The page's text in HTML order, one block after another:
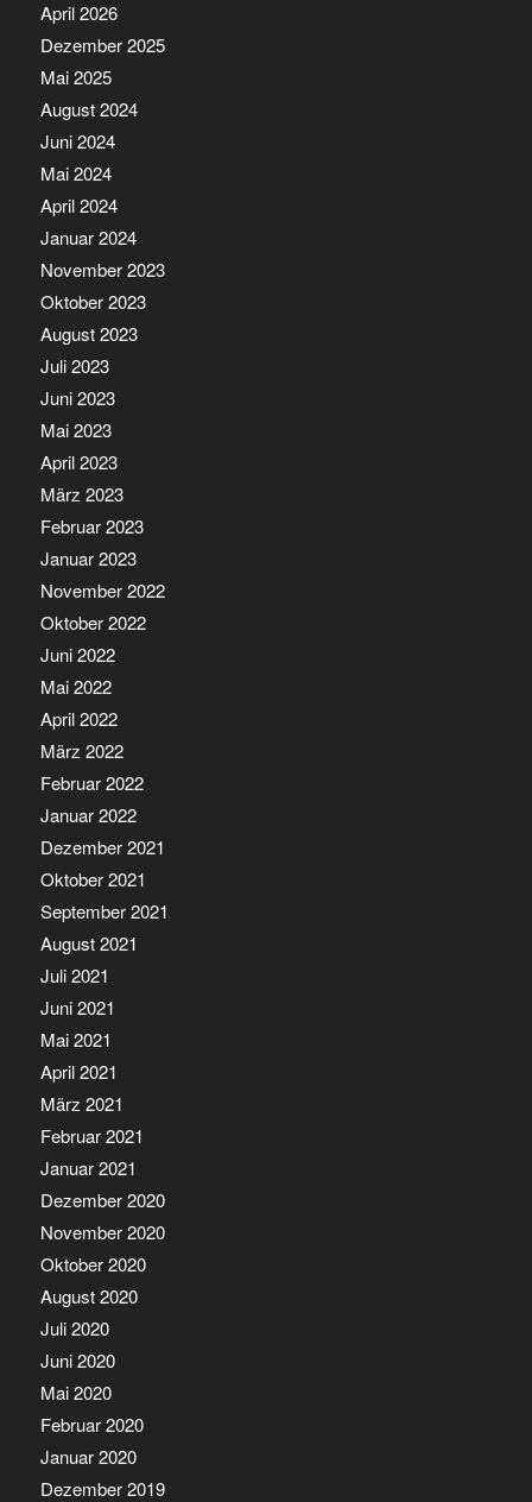
April 2026
Dezember 2025
Mai 2025
August 2024
Juni 2024
Mai 2024
April 2024
Januar 2024
November 2023
Oktober 2023
August 2023
Juli 2023
Juni 2023
Mai 2023
April 2023
März 2023
Februar 2023
Januar 2023
November 2022
Oktober 2022
Juni 2022
Mai 2022
April 2022
März 2022
Februar 2022
Januar 2022
Dezember 2021
Oktober 2021
September 2021
August 2021
Juli 2021
Juni 2021
Mai 2021
April 2021
März 2021
Februar 2021
Januar 2021
Dezember 2020
November 2020
Oktober 2020
August 2020
Juli 2020
Juni 2020
Mai 2020
Februar 2020
Januar 2020
Dezember 2019